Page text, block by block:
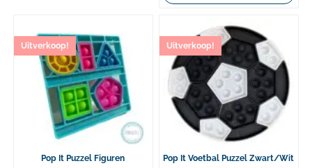
Uitverkoop!
Pop It Puzzel Figuren
Uitverkoop!
Pop It Voetbal Puzzel Zwart/wit